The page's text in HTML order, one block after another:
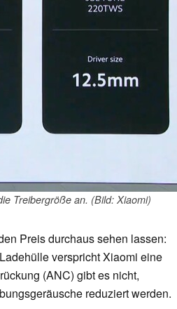
Treibergröße an. (Bild: Xiaomi)
Preis durchaus sehen lassen:
verspricht Xiaomi eine
(ANC) gibt es nicht,
reduziert werden.